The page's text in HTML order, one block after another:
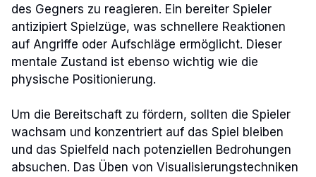
des Gegners zu reagieren. Ein bereiter Spieler
antizipiert Spielzüge, was schnellere Reaktionen
auf Angriffe oder Aufschläge ermöglicht. Dieser
mentale Zustand ist ebenso wichtig wie die
physische Positionierung.
Um die Bereitschaft zu fördern, sollten die Spieler
wachsam und konzentriert auf das Spiel bleiben
und das Spielfeld nach potenziellen Bedrohungen
absuchen. Das Üben von Visualisierungstechniken